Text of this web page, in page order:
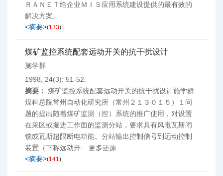
ＲＡＮＥＴ给企业ＭＩＳ应用系统建设提供的最有效的
解决方案。
<摘要>(133)
煤矿监控系统配套远动开关的抗干扰设计
施学群
1998, 24(3): 51-52.
摘要： 煤矿监控系统配套远动开关的抗干扰设计施学群
煤科总院常州自动化研究所（常州２１３０１５）１问
题的提出随着煤矿监测（控）系统的推广使用，对设置
在采区或掘进工作面的监测分站，要求具有风电瓦斯闭
锁或瓦斯超限断电功能。分站输出控制信号到远动控制
装置（下称远动开... 更多还原
<摘要>(141)